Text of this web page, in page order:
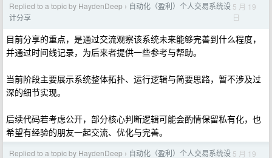
Replied to a topic by HaydenDeep › 自动化（盈利）个人交易系统设
计分享
5 月 19
日
目前分享的重点，是通过交流观察该系统未来能够完善到什么程度，
并通过时间线记录，为后来者提供一些参考与帮助。
当前阶段主要展示系统整体拓扑、运行逻辑与简要思路，暂不涉及过
深的细节实现。
后续代码若考虑公开，部分核心判断逻辑可能会酌情保留私有化，也
希望有经验的朋友一起交流、优化与完善。
Replied to a topic by HaydenDeep › 自动化（盈利）个人交易系统设 5 月 19